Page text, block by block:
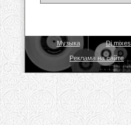
Музыка Dj mixes
Реклама на сайте